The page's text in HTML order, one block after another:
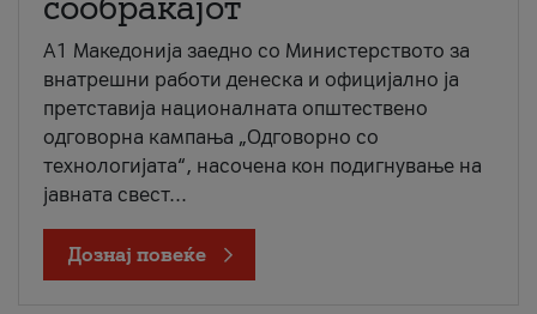
A1 Македонија заедно со Министерството за
внатрешни работи денеска и официјално ја
претставија националната општествено
одговорна кампања „Одговорно со
технологијата“, насочена кон подигнување на
јавната свест...
Дознај повеќе